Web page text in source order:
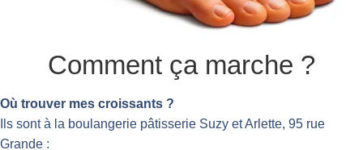
Comment ça marche ?
Où trouver mes croissants ?
Ils sont à la boulangerie pâtisserie Suzy et Arlette, 95 rue
Grande :